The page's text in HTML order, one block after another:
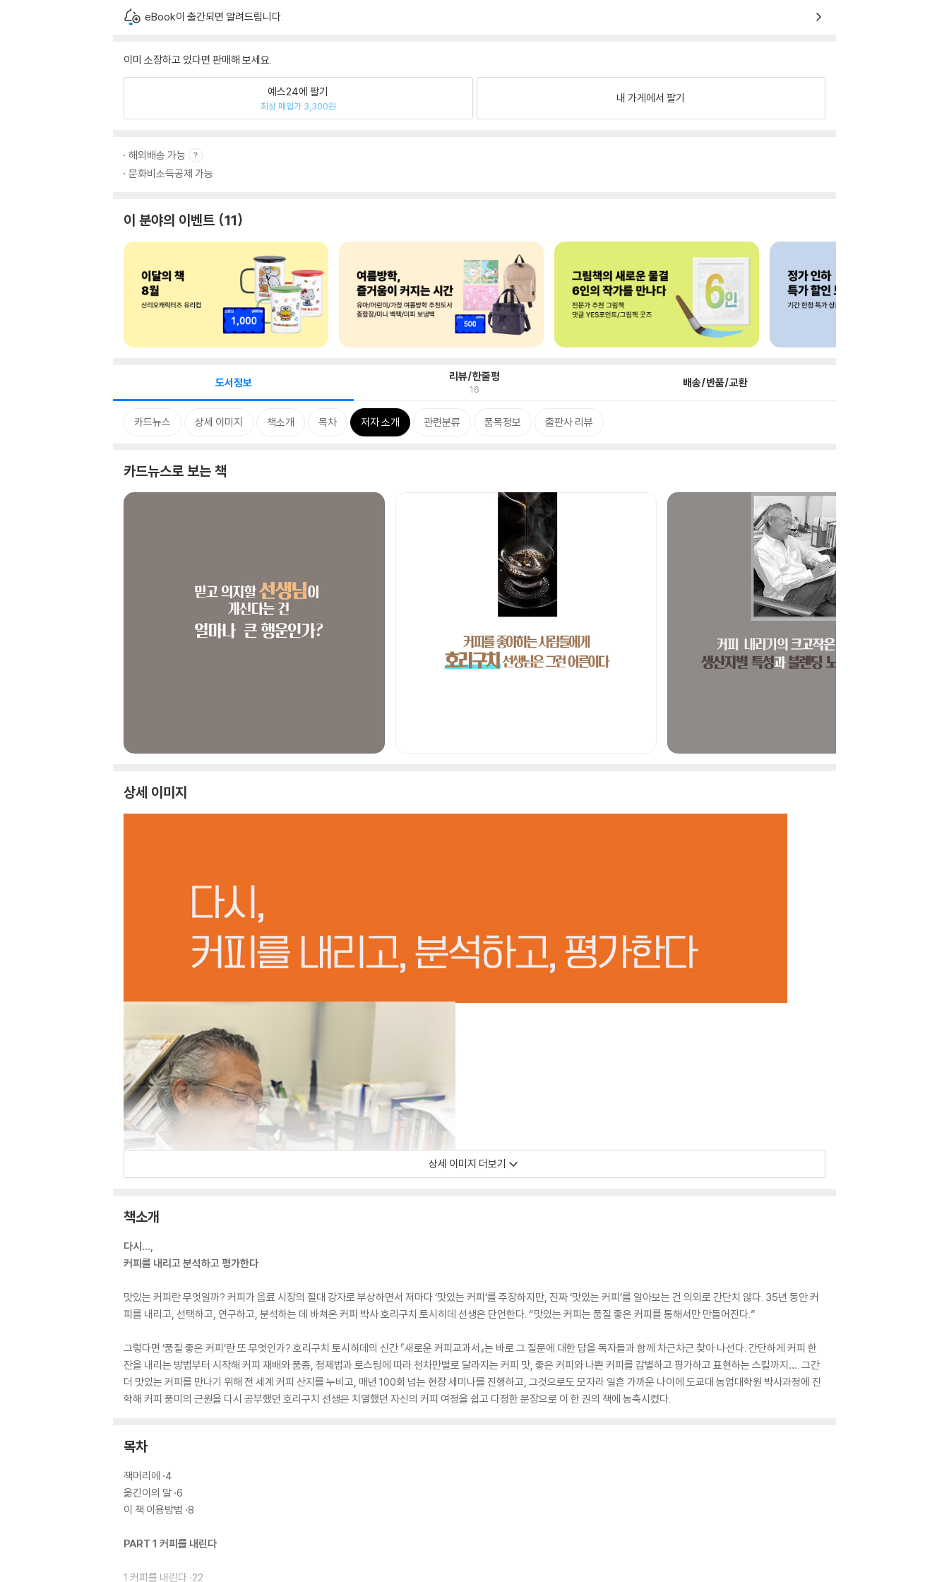
eBook이 출간되면 알려드립니다.
이미 소장하고 있다면 판매해 보세요.
예스24에 팔기
최상 매입가 3,300원
내 가게에서 팔기
해외배송 가능
문화비소득공제 가능
이 분야의 이벤트 11
도서정보 리뷰/한줄평
16 배송/반품/교환
카드뉴스 상세 이미지 책소개 목차 저자 소개 관련분류 품목정보 출판사 리뷰
카드뉴스로 보는 책
상세 이미지
상세 이미지 더보기
책소개
다시…,
커피를 내리고 분석하고 평가한다
맛있는 커피란 무엇일까? 커피가 음료 시장의 절대 강자로 부상하면서 저마다 ‘맛있는 커피’를 주장하지만, 진짜 ‘맛있는 커피’를 알아보는 건 의외로 간단치 않다. 35년 동안 커
피를 내리고, 선택하고, 연구하고, 분석하는 데 바쳐온 커피 박사 호리구치 토시히데 선생은 단언한다. “맛있는 커피는 품질 좋은 커피를 통해서만 만들어진다.”
그렇다면 ‘품질 좋은 커피’란 또 무엇인가? 호리구치 토시히데의 신간 『새로운 커피교과서』는 바로 그 질문에 대한 답을 독자들과 함께 차근차근 찾아 나선다. 간단하게 커피 한
잔을 내리는 방법부터 시작해 커피 재배와 품종, 정제법과 로스팅에 따라 천차만별로 달라지는 커피 맛, 좋은 커피와 나쁜 커피를 감별하고 평가하고 표현하는 스킬까지…. 그간
더 맛있는 커피를 만나기 위해 전 세계 커피 산지를 누비고, 매년 100회 넘는 현장 세미나를 진행하고, 그것으로도 모자라 일흔 가까운 나이에 도쿄대 농업대학원 박사과정에 진
학해 커피 풍미의 근원을 다시 공부했던 호리구치 선생은 치열했던 자신의 커피 여정을 쉽고 다정한 문장으로 이 한 권의 책에 농축시켰다.
목차
책머리에 ·4
옮긴이의 말 ·6
이 책 이용방법 ·8
PART 1 커피를 내린다
1 커피를 내린다 ·22